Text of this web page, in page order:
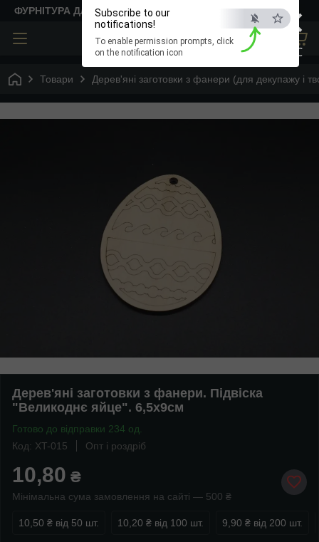
×
ESC
Subscribe to our
notifications!
To enable permission prompts, click
on the notification icon
ФУРНІТУРА ДЛЯ ТВОРЧОСТІ
Товари Дерев'яні заготовки з фанери (для декупажу і
Дерев'яні заготовки з фанери. Підвіска
"Великоднє яйце". 6,5х9см
Готово до відправки 234 од.
Код: XT-015
Опт і роздріб
10,80 ₴
Мінімальна сума замовлення на сайті — 500 ₴
10,50 ₴ від 50 шт. 10,20 ₴ від 100 шт. 9,90 ₴ від 200 шт.